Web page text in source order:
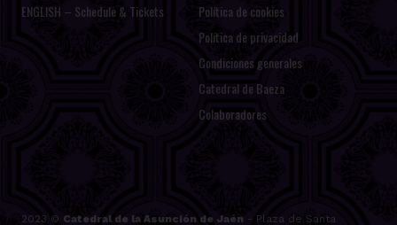
ENGLISH – Schedule & Tickets
Política de cookies
Política de privacidad
Condiciones generales
Catedral de Baeza
Colaboradores
2023 © Catedral de la Asunción de Jaén - Plaza de Santa